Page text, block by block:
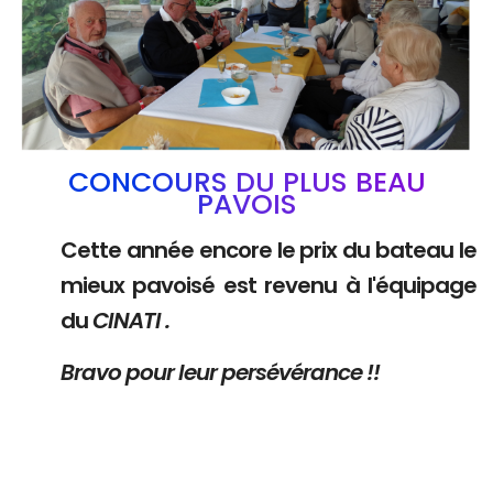
CONCOURS DU PLUS BEAU
PAVOIS
Cette année encore le prix du bateau le
mieux pavoisé est revenu à l'équipage
duCINATI .
Bravo pour leur persévérance !!